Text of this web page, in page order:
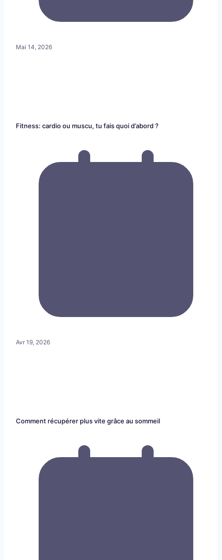
Mai 14, 2026
Fitness: cardio ou muscu, tu fais quoi d’abord ?
Avr 19, 2026
Comment récupérer plus vite grâce au sommeil